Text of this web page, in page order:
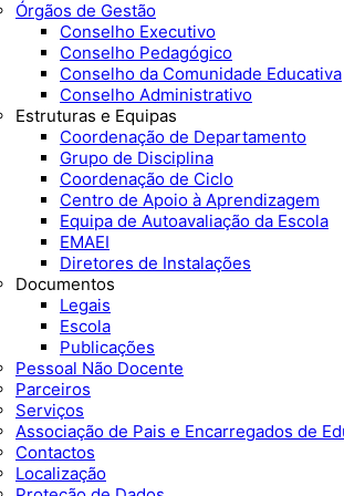
Órgãos de Gestão
Conselho Executivo
Conselho Pedagógico
Conselho da Comunidade Educativa
Conselho Administrativo
Estruturas e Equipas
Coordenação de Departamento
Grupo de Disciplina
Coordenação de Ciclo
Centro de Apoio à Aprendizagem
Equipa de Autoavaliação da Escola
EMAEI
Diretores de Instalações
Documentos
Legais
Escola
Publicações
Pessoal Não Docente
Parceiros
Serviços
Associação de Pais e Encarregados de
Contactos
Localização